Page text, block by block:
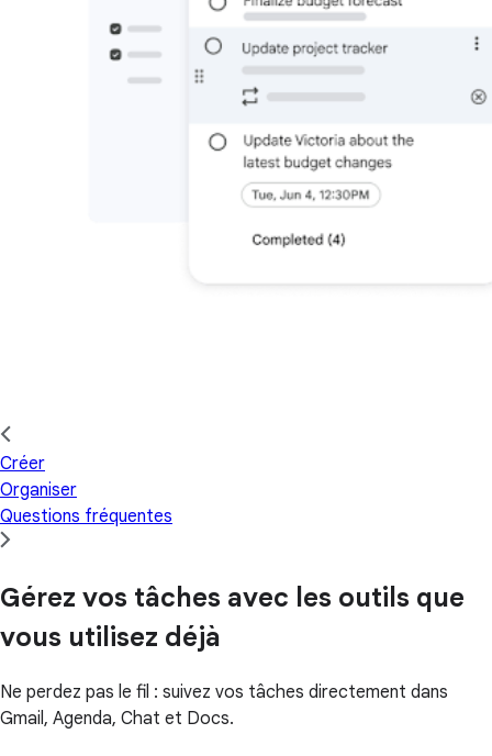
Créer
Organiser
Questions fréquentes
Gérez vos tâches avec les outils que
vous utilisez déjà
Ne perdez pas le fil : suivez vos tâches directement dans
Gmail, Agenda, Chat et Docs.